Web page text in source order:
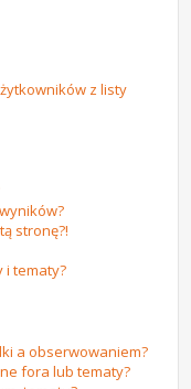
z listy
stronę?!
i tematy?
a obserwowaniem?
fora lub tematy?